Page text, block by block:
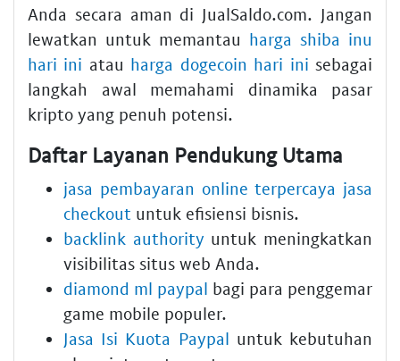
Anda secara aman di JualSaldo.com. Jangan
lewatkan untuk memantau harga shiba inu
hari ini atau harga dogecoin hari ini sebagai
langkah awal memahami dinamika pasar
kripto yang penuh potensi.
Daftar Layanan Pendukung Utama
jasa pembayaran online terpercaya jasa
checkout untuk efisiensi bisnis.
backlink authority untuk meningkatkan
visibilitas situs web Anda.
diamond ml paypal bagi para penggemar
game mobile populer.
Jasa Isi Kuota Paypal untuk kebutuhan